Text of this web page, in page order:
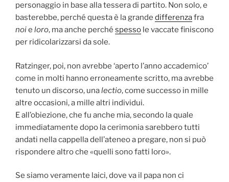
personaggio in base alla tessera di partito. Non solo, e
basterebbe, perché questa è la grande differenzafra
noie loro, ma anche perché spesso le vaccate finiscono
per ridicolarizzarsi da sole.
Ratzinger, poi, non avrebbe ‘aperto l’anno accademico’
come in molti hanno erroneamente scritto, ma avrebbe
tenuto un discorso, unalectio, come successo in mille
altre occasioni, a mille altri individui.
E all’obiezione, che fu anche mia, secondo la quale
immediatamente dopo la cerimonia sarebbero tutti
andati nella cappella dell’ateneo a pregare, non si può
rispondere altro che «quelli sono fatti loro».
Se siamo veramente laici, dove va il papa non ci